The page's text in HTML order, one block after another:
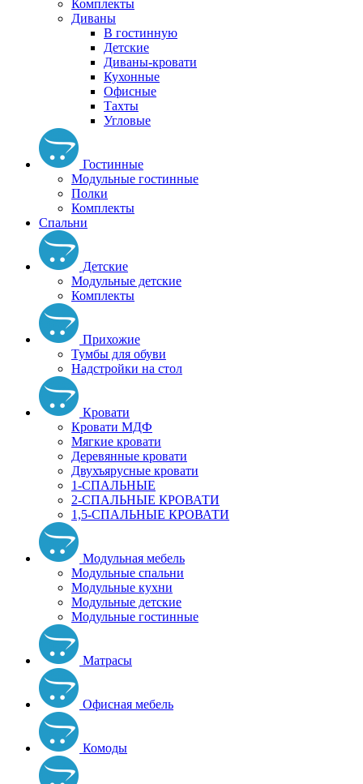
Комплекты
Диваны
В гостинную
Детские
Диваны-кровати
Кухонные
Офисные
Тахты
Угловые
Гостинные
Модульные гостинные
Полки
Комплекты
Спальни
Детские
Модульные детские
Комплекты
Прихожие
Тумбы для обуви
Надстройки на стол
Кровати
Кровати МДФ
Мягкие кровати
Деревянные кровати
Двухъярусные кровати
1-СПАЛЬНЫЕ
2-СПАЛЬНЫЕ КРОВАТИ
1,5-СПАЛЬНЫЕ КРОВАТИ
Модульная мебель
Модульные спальни
Модульные кухни
Модульные детские
Модульные гостинные
Матрасы
Офисная мебель
Комоды